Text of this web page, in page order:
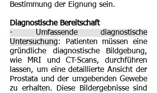
Bestimmung der Eignung sein.
Diagnostische Bereitschaft
- Umfassende diagnostische
Untersuchung: Patienten müssen eine
gründliche diagnostische Bildgebung,
wie MRI und CT-Scans, durchführen
lassen, um eine detaillierte Ansicht der
Prostata und der umgebenden Gewebe
zu erhalten. Diese Bildergebnisse sind